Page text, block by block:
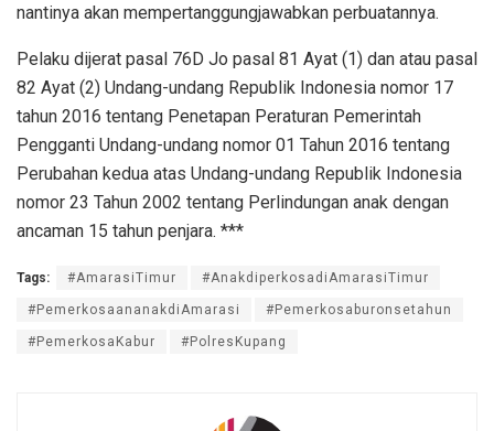
nantinya akan mempertanggungjawabkan perbuatannya.
Pelaku dijerat pasal 76D Jo pasal 81 Ayat (1) dan atau pasal
82 Ayat (2) Undang-undang Republik Indonesia nomor 17
tahun 2016 tentang Penetapan Peraturan Pemerintah
Pengganti Undang-undang nomor 01 Tahun 2016 tentang
Perubahan kedua atas Undang-undang Republik Indonesia
nomor 23 Tahun 2002 tentang Perlindungan anak dengan
ancaman 15 tahun penjara. ***
Tags: #AmarasiTimur #AnakdiperkosadiAmarasiTimur
#PemerkosaananakdiAmarasi #Pemerkosaburonsetahun
#PemerkosaKabur #PolresKupang